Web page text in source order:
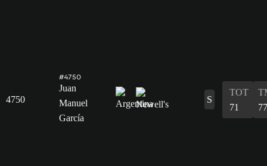
4750
#4750
Juan
Manuel
García
S
TOT
71
77